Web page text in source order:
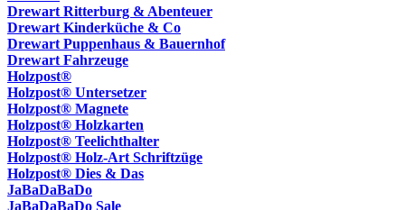
Drewart Ritterburg & Abenteuer
Drewart Kinderküche & Co
Drewart Puppenhaus & Bauernhof
Drewart Fahrzeuge
Holzpost®
Holzpost® Untersetzer
Holzpost® Magnete
Holzpost® Holzkarten
Holzpost® Teelichthalter
Holzpost® Holz-Art Schriftzüge
Holzpost® Dies & Das
JaBaDaBaDo
JaBaDaBaDo Sale